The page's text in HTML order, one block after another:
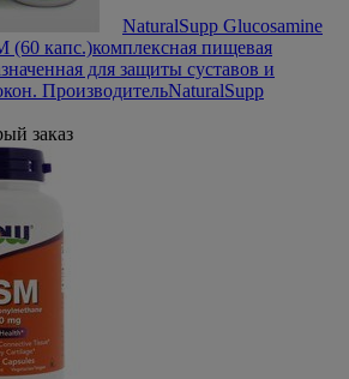
NaturalSupp Glucosamine
(60 капс.)комплексная пищевая
для защиты суставов и
ПроизводительNaturalSupp
заказ